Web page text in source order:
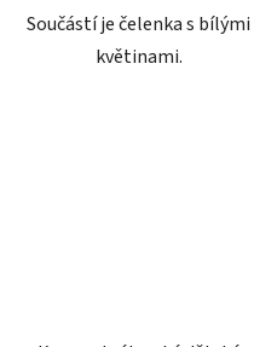
Součástí je čelenka s bílými
květinami.